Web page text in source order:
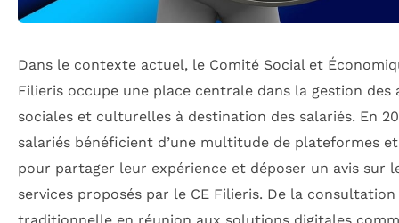
Dans le contexte actuel, le Comité Social et
Filieris occupe une place centrale dans la gestion des
sociales et culturelles à destination des salariés. En
salariés bénéficient d’une multitude de plateformes et
pour partager leur expérience et déposer un avis sur
services proposés par le CE Filieris. De la consultation
traditionnelle en réunion aux solutions digitales